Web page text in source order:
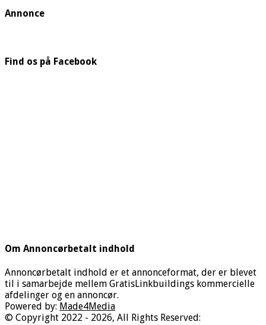
Annonce
Find os på Facebook
Om Annoncørbetalt indhold
Annoncørbetalt indhold er et annonceformat, der er blevet
til i samarbejde mellem GratisLinkbuildings kommercielle
afdelinger og en annoncør.
Powered by: Made4Media
© Copyright 2022 - 2026, All Rights Reserved: